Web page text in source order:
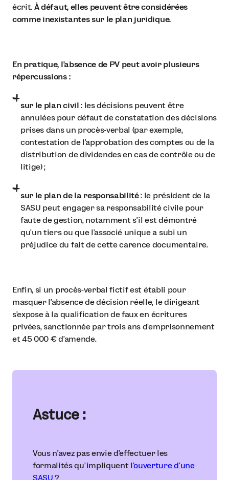
écrit. À défaut, elles peuvent être considérées
comme inexistantes sur le plan juridique.
En pratique, l’absence de PV peut avoir plusieurs
répercussions :
sur le plan civil: les décisions peuvent être
annulées pour défaut de constatation des décisions
prises dans un procès-verbal (par exemple,
contestation de l’approbation des comptes ou de la
distribution de dividendes en cas de contrôle ou de
litige) ;
sur le plan de la responsabilité: le président de la
SASU peut engager sa responsabilité civile pour
faute de gestion, notamment s’il est démontré
qu’un tiers ou que l’associé unique a subi un
préjudice du fait de cette carence documentaire.
Enfin, si un procès-verbal fictif est établi pour
masquer l’absence de décision réelle, le dirigeant
s’expose à la qualification de faux en écritures
privées, sanctionnée par trois ans d’emprisonnement
et 45 000 € d’amende.
Astuce :
Vous n’avez pas envie d’effectuer les
formalités qu’impliquent l’ouverture d’une
SASU ?